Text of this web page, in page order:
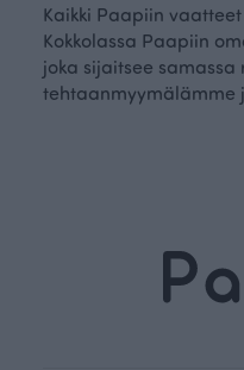
Kaikki Paapiin
Kokkolassa Paapiin
joka sijaitsee samassa
tehtaanmyymälämme